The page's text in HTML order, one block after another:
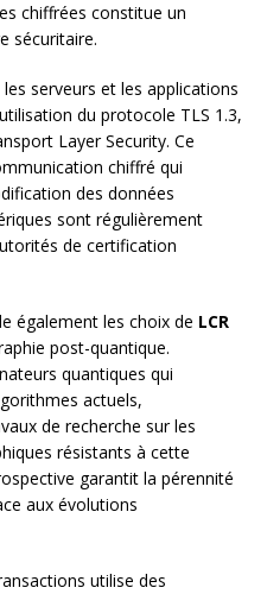
chiffrées constitue un
sécuritaire.
serveurs et les applications
du protocole TLS 1.3,
Layer Security. Ce
chiffré qui
des données
sont régulièrement
de certification
également les choix de LCR
post-quantique.
quantiques qui
actuels,
de recherche sur les
résistants à cette
garantit la pérennité
aux évolutions
utilise des